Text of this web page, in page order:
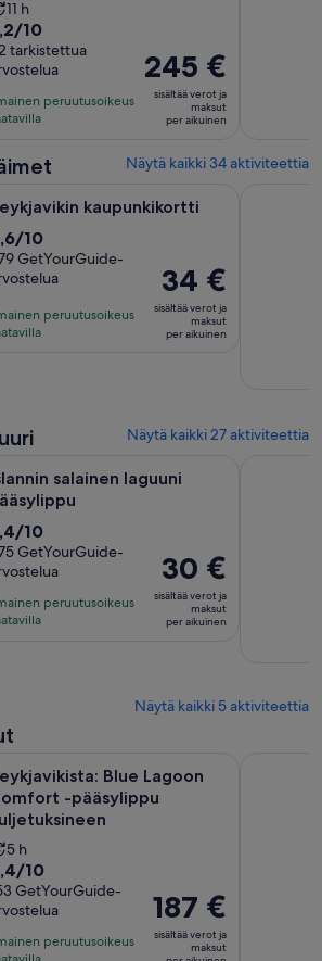
Aktiviteetin
kesto
on
11
tuntia
11 h
10
tarkistettua
peruutusoikeus
Hinta
on
245 €
per
245 €
sisältää verot ja
maksut
per aikuinen
Näytä kaikki 34 aktiviteettia
kaupunkikortti
10
GetYourGuide-
peruutusoikeus
Hinta
on
34 €
per
34 €
sisältää verot ja
maksut
per aikuinen
Näytä kaikki 27 aktiviteettia
salainen laguuni
10
GetYourGuide-
peruutusoikeus
Hinta
on
30 €
per
30 €
sisältää verot ja
maksut
per aikuinen
Näytä kaikki 5 aktiviteettia
Blue Lagoon
-pääsylippu
Aktiviteetin
kesto
on
5
tuntia
5 h
10
GetYourGuide-
peruutusoikeus
Hinta
on
187 €
187 €
sisältää verot ja
maksut